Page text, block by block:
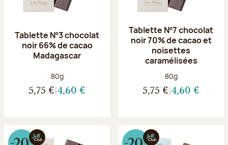
Tablette Nº3 chocolat
noir 66% de cacao
Madagascar
Poids net :
80g
5,75 € 4,60 €
Tablette Nº7 chocolat
noir 70% de cacao et
noisettes
caramélisées
Poids net :
80g
5,75 € 4,60 €